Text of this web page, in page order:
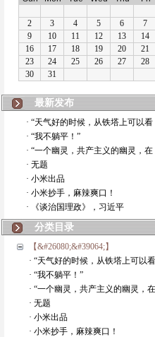
最新发布
· “天气好的时候，从铁塔上可以看
· “我不躺平！”
· “一个幽灵，共产主义的幽灵，在
· 无题
· 小米出品
· 小米抄手，麻辣爽口！
· 《谈治国理政》，习近平
分类目录
【&#26080;&#39064;】
· “天气好的时候，从铁塔上可以看
· “我不躺平！”
· “一个幽灵，共产主义的幽灵，在
· 无题
· 小米出品
· 小米抄手，麻辣爽口！